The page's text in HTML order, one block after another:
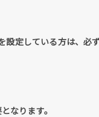
設定している方は、
なります。